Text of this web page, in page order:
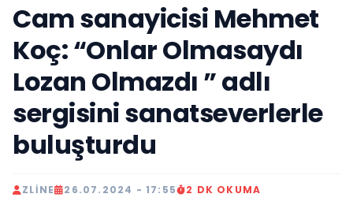
Cam sanayicisi Mehmet
Koç: “Onlar Olmasaydı
Lozan Olmazdı ” adlı
sergisini sanatseverlerle
buluşturdu
ZLINE 26.07.2024 - 17:55 2 DK OKUMA